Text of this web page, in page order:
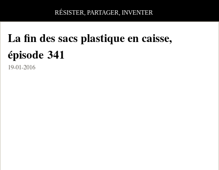
RÉSISTER, PARTAGER, INVENTER
La fin des sacs plastique en caisse,
épisode 341
19-01-2016